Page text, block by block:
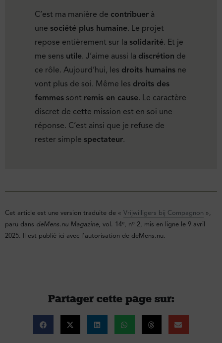
C’est ma manière de contribuer à
une société plus humaine. Le projet
repose entièrement sur la solidarité. Et je
me sens utile. J’aime aussi la discrétion de
ce rôle. Aujourd’hui, les droits humains ne
vont plus de soi. Même les droits des
femmes sont remis en cause. Le caractère
discret de cette mission est en soi une
réponse. C’est ainsi que je refuse de
rester simple spectateur.
Cet article est une version traduite de « Vrijwilligers bij Compagnon »,
paru dans deMens.nu Magazine, vol. 14e, no 2, mis en ligne le 9 avril
2025. Il est publié ici avec l’autorisation de deMens.nu.
Partager cette page sur :